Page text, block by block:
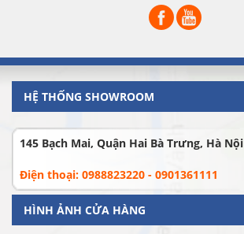
HỆ THỐNG SHOWROOM
145 Bạch Mai, Quận Hai Bà Trưng, Hà Nội
Điện thoại: 0988823220 - 0901361111
HÌNH ẢNH CỬA HÀNG